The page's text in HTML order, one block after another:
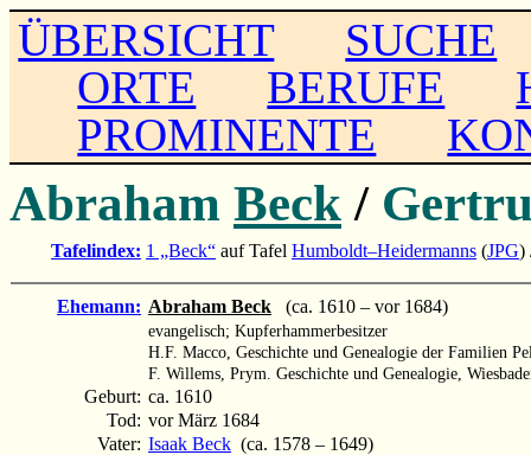
ÜBERSICHT
SUCHE
ORTE
BERUFE
PROMINENTE
Abraham Beck /
Tafelindex: 1 „Beck“ auf Tafel Humboldt–Heidermanns (JPG)
Ehemann: Abraham Beck (ca. 1610 – vor 1684)
evangelisch; Kupferhammerbesitzer
H.F. Macco, Geschichte und Genealogie der Familien
F. Willems, Prym. Geschichte und Genealogie,
Geburt: ca. 1610
Tod: vor März 1684
Vater: Isaak Beck (ca. 1578 – 1649)